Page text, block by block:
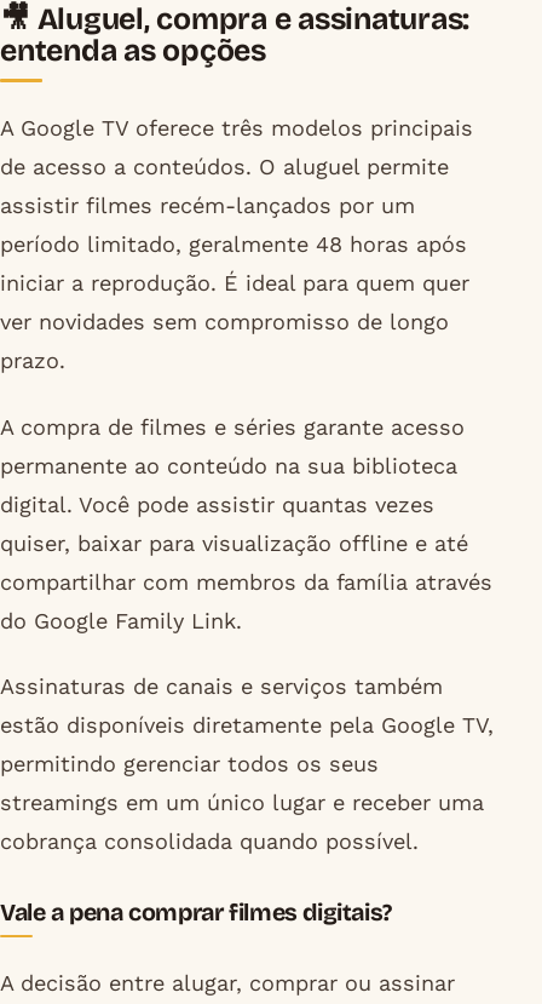
🎥 Aluguel, compra e assinaturas:
entenda as opções
A Google TV oferece três modelos principais
de acesso a conteúdos. O aluguel permite
assistir filmes recém-lançados por um
período limitado, geralmente 48 horas após
iniciar a reprodução. É ideal para quem quer
ver novidades sem compromisso de longo
prazo.
A compra de filmes e séries garante acesso
permanente ao conteúdo na sua biblioteca
digital. Você pode assistir quantas vezes
quiser, baixar para visualização offline e até
compartilhar com membros da família através
do Google Family Link.
Assinaturas de canais e serviços também
estão disponíveis diretamente pela Google TV,
permitindo gerenciar todos os seus
streamings em um único lugar e receber uma
cobrança consolidada quando possível.
Vale a pena comprar filmes digitais?
A decisão entre alugar, comprar ou assinar